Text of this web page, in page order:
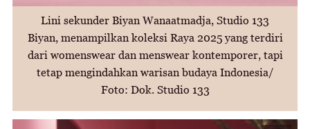
Lini sekunder Biyan Wanaatmadja, Studio 133
Biyan, menampilkan koleksi Raya 2025 yang terdiri
dari womenswear dan menswear kontemporer, tapi
tetap mengindahkan warisan budaya Indonesia/
Foto: Dok. Studio 133